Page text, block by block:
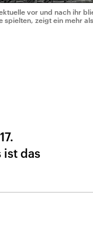
vor und nach ihr
spielten, zeigt ein mehr
ist das